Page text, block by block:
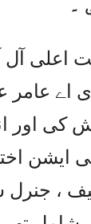
۔
اعلی آل
عامر
کی اور
ایشن
،